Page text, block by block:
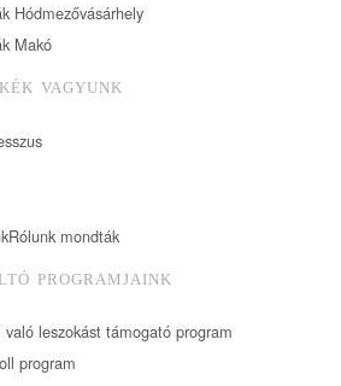
Hódmezővásárhely
Makó
VAGYUNK
Rólunk mondták
PROGRAMJAINK
való leszokást támogató program
program